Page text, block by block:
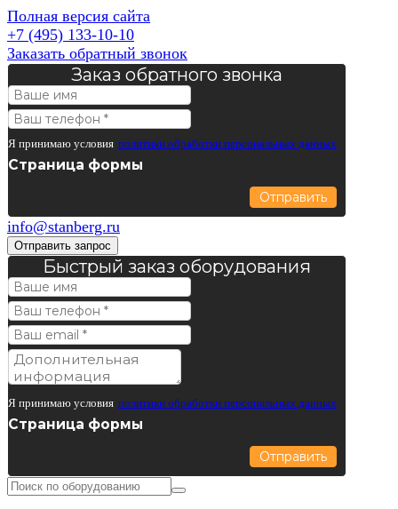
Полная версия сайта
+7 (495) 133-10-10
Заказать обратный звонок
Заказ обратного звонка
Я принимаю условия политики обработки персональных данных
Страница формы
Отправить
info@stanberg.ru
Отправить запрос
Быстрый заказ оборудования
Я принимаю условия политики обработки персональных данных
Страница формы
Отправить